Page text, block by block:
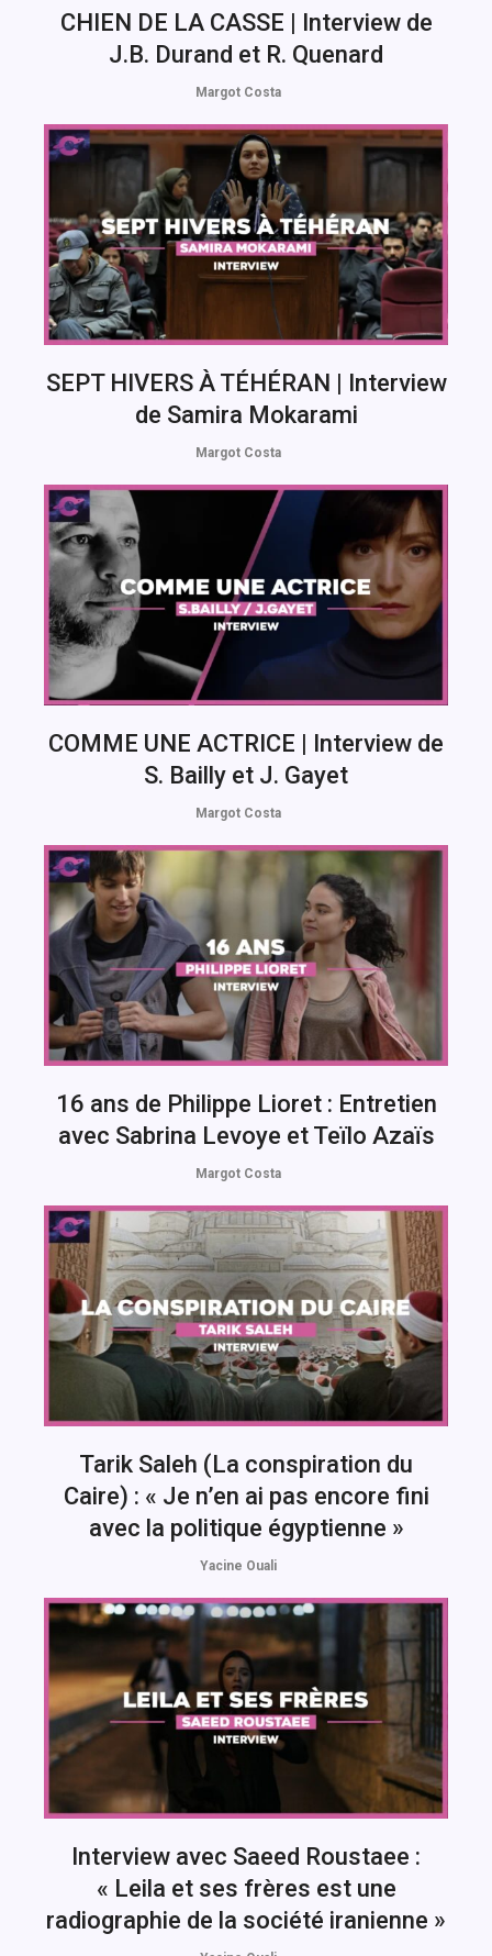
CHIEN DE LA CASSE | Interview de
J.B. Durand et R. Quenard
Margot Costa
SEPT HIVERS À TÉHÉRAN | Interview
de Samira Mokarami
Margot Costa
COMME UNE ACTRICE | Interview de
S. Bailly et J. Gayet
Margot Costa
16 ans de Philippe Lioret : Entretien
avec Sabrina Levoye et Teïlo Azaïs
Margot Costa
Tarik Saleh (La conspiration du
Caire) : « Je n’en ai pas encore fini
avec la politique égyptienne »
Yacine Ouali
Interview avec Saeed Roustaee :
« Leila et ses frères est une
radiographie de la société iranienne »